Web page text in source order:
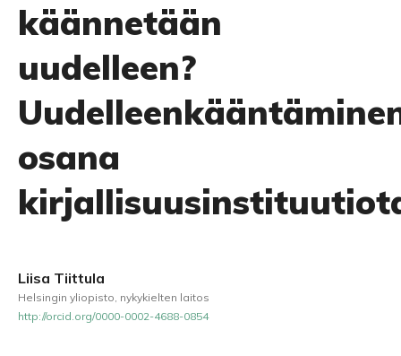
käännetään
uudelleen?
osana
Liisa Tiittula
Helsingin yliopisto, nykykielten laitos
http://orcid.org/0000-0002-4688-0854